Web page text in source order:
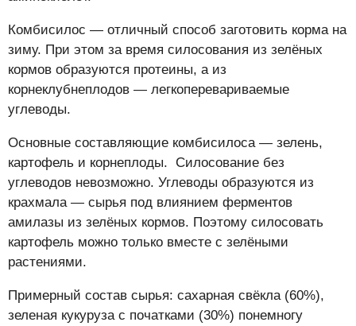
Комбисилос — отличный способ заготовить корма на
зиму. При этом за время силосования из зелёных
кормов образуются протеины, а из
корнеклубнеплодов — легкоперевариваемые
углеводы.
Основные составляющие комбисилоса — зелень,
картофель и корнеплоды. Силосование без
углеводов невозможно. Углеводы образуются из
крахмала — сырья под влиянием ферментов
амилазы из зелёных кормов. Поэтому силосовать
картофель можно только вместе с зелёными
растениями.
Примерный состав сырья: сахарная свёкла (60%),
зеленая кукуруза с початками (30%) понемногу